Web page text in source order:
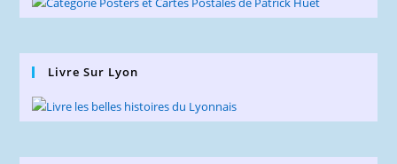
Livre Sur Lyon